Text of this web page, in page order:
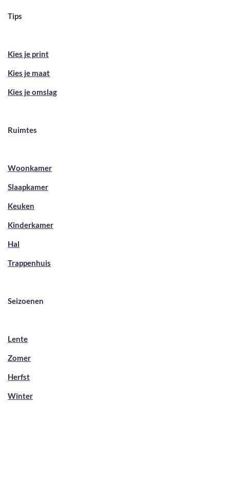
Tips
Kies je print
Kies je maat
Kies je omslag
Ruimtes
Woonkamer
Slaapkamer
Keuken
Kinderkamer
Hal
Trappenhuis
Seizoenen
Lente
Zomer
Herfst
Winter